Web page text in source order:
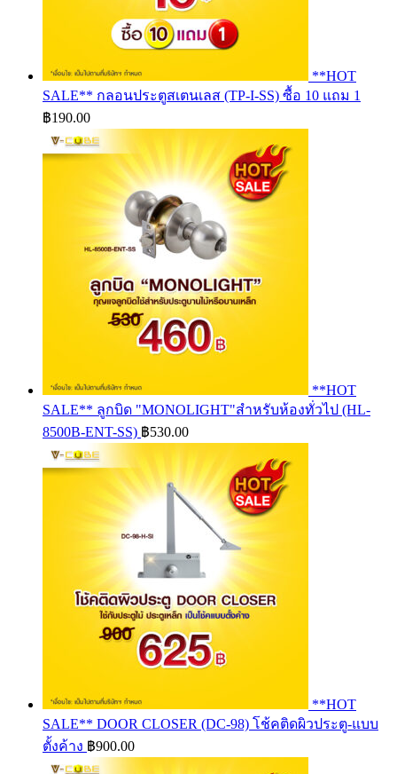
**HOT
SALE** กลอนประตูสเตนเลส (TP-I-SS) ซื้อ 10 แถม 1
฿190.00
**HOT
SALE** ลูกบิด "MONOLIGHT"สำหรับห้องทั่วไป (HL-
8500B-ENT-SS) ฿530.00
**HOT
SALE** DOOR CLOSER (DC-98) โช้คติดผิวประตู-แบบ
ตั้งค้าง ฿900.00